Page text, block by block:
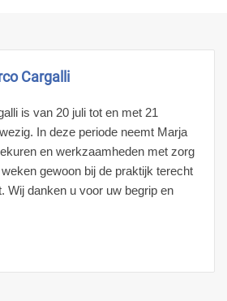
Cargalli
is van 20 juli tot en met 21
In deze periode neemt Marja
en werkzaamheden met zorg
gewoon bij de praktijk terecht
Wij danken u voor uw begrip en